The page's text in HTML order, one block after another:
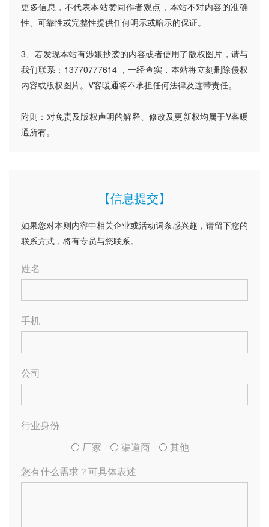
更多信息，不代表本站赞同作者观点，本站不对内容的准确
性、可靠性或完整性提供任何明示或暗示的保证。
3、若发现本站有涉嫌抄袭的内容或者使用了版权图片，请与
我们联系：13770777614 ，一经查实，本站将立刻删除侵权
内容或版权图片。V客暖通将不承担任何法律及连带责任。
附则：对免责及版权声明的解释、修改及更新权均属于V客暖
通所有。